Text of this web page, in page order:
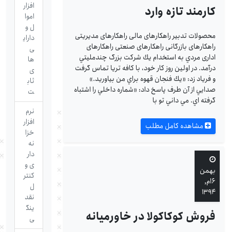
کارمند تازه وارد
محصولات تدبیر راهکارهای مالی راهکارهای مدیریتی
راهکارهای بازرگانی راهکارهای صنعتی راهکارهای
اداری مردي به استخدام يك شركت بزرگ چندمليتي
درآمد. در اولين روز كار خود، با كافه تريا تماس گرفت
و فرياد زد: «يك فنجان قهوه براي من بياوريد.»
صدايي از آن طرف پاسخ داد: «شماره داخلي را اشتباه
گرفته اي. مي داني تو با
مشاهده کامل مطلب
بهمن
۶ام,
۱۳۹۴
فروش کوکاکولا در خاورمیانه
افزار
اموا
ل و
دارای
ی
ها
ی
ثاب
ت
نرم
افزار
خزا
نه
دار
ی و
کنتر
نقد
ینگ
ی